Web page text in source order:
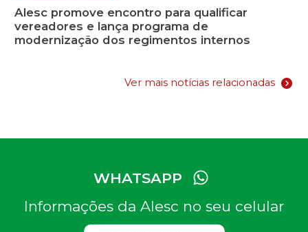
Alesc promove encontro para qualificar
vereadores e lança programa de
modernização dos regimentos internos
Ver mais notícias relacionadas
WHATSAPP
Informações da Alesc no seu celular